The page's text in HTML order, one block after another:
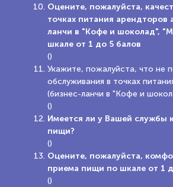
Оцените, пожалуйста,
точках питания арендторов
ланчи в "Кофе и шоколад",
шкале от 1 до 5 балов
()
Укажите, пожалуйста, что не
обслуживания в точках
(бизнес-ланчи в "Кофе и
()
Имеется ли у Вашей службы
пищи?
()
Оцените, пожалуйста,
приема пищи по шкале от 1
()